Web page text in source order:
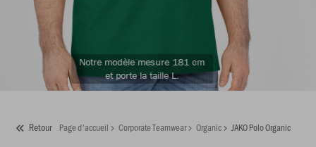
Notre modèle mesure 181 cm
et porte la taille L.
Retour Page d'accueil Corporate Teamwear Organic JAKO Polo Organic